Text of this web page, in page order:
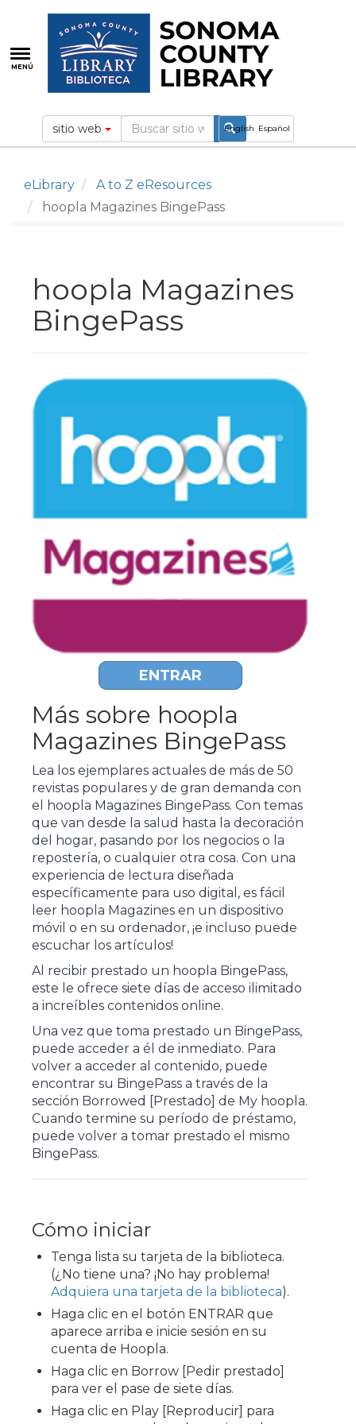
contenido
principal
MENÚ
English Español
sitio web
eLibrary
A to Z eResources
hoopla Magazines BingePass
hoopla Magazines
BingePass
ENTRAR
Más sobre hoopla
Magazines BingePass
Lea los ejemplares actuales de más de 50
revistas populares y de gran demanda con
el hoopla Magazines BingePass. Con temas
que van desde la salud hasta la decoración
del hogar, pasando por los negocios o la
repostería, o cualquier otra cosa. Con una
experiencia de lectura diseñada
específicamente para uso digital, es fácil
leer hoopla Magazines en un dispositivo
móvil o en su ordenador, ¡e incluso puede
escuchar los artículos!
Al recibir prestado un hoopla BingePass,
este le ofrece siete días de acceso ilimitado
a increíbles contenidos online.
Una vez que toma prestado un BingePass,
puede acceder a él de inmediato. Para
volver a acceder al contenido, puede
encontrar su BingePass a través de la
sección Borrowed [Prestado] de My hoopla.
Cuando termine su período de préstamo,
puede volver a tomar prestado el mismo
BingePass.
Cómo iniciar
Tenga lista su tarjeta de la biblioteca.
(¿No tiene una? ¡No hay problema!
Adquiera una tarjeta de la biblioteca).
Haga clic en el botón ENTRAR que
aparece arriba e inicie sesión en su
cuenta de Hoopla.
Haga clic en Borrow [Pedir prestado]
para ver el pase de siete días.
Haga clic en Play [Reproducir] para